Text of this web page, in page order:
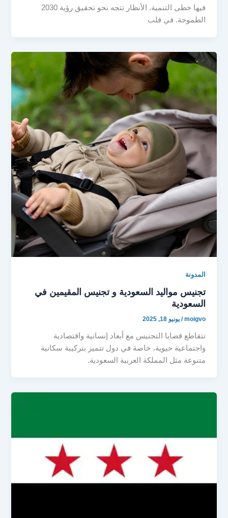
فيها خطى التنمية. الأنظار تتجه نحو تحقيق رؤية 2030
الطموحة. في قلب
المدونة
تجنيس مواليد السعودية و تجنيس المقيمين في
السعودية
moigvo
/يونيو 18, 2025
تتقاطع قضايا التجنيس مع أبعاد إنسانية واقتصادية
واجتماعية حيوية، خاصة في دول تتميز بتركيبة سكانية
متنوعة مثل المملكة العربية السعودية.